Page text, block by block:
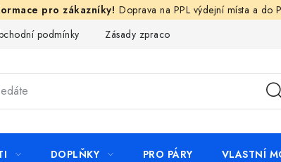
Doprava na PPL výdejní místa a do
podmínky Zásady zpracování ochrany osobních
DOPLŇKY PRO PÁRY VLASTNÍ